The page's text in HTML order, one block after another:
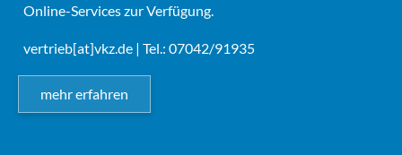
Online-Services zur Verfügung.
vertrieb[at]vkz.de | Tel.: 07042/91935
mehr erfahren